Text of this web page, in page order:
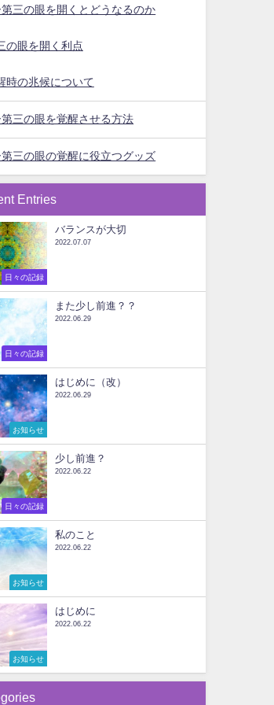
三の眼を開くとどうなるのか
の眼を開く利点
時の兆候について
三の眼を覚醒させる方法
三の眼の覚醒に役立つグッズ
Entries
日々の記録
バランスが大切
2022.07.07
日々の記録
また少し前進？？
2022.06.29
お知らせ
はじめに（改）
2022.06.29
日々の記録
少し前進？
2022.06.22
お知らせ
私のこと
2022.06.22
お知らせ
はじめに
2022.06.22